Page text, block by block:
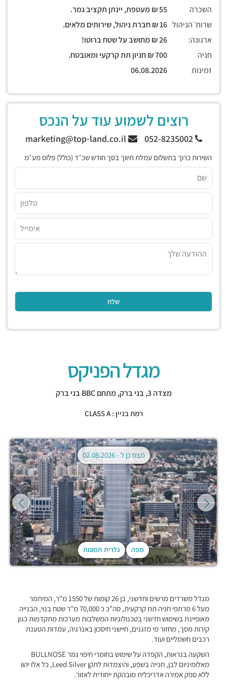
השכרה
שרות׳ הניהול
ארנונה:
חניה
זמינות
רוצים לשמוע עוד על הנכס
052-8235002
השירות כרוך בתשלום עמלת תיווך בסך חודש שכ״ד (כולל) פלוס מע״מ
מגדל הפניקס
מצדה 3, בני ברק,מתחם BBC בני ברק
רמת בניין : CLASS A
מפה גלרית תמונות
מצודכן ל -02.08.2026
מגדל משרדים מרשים וחדשני, בן 26 קומות של 1550 מ"ר, המיתמר
מעל 6 מרתפי חניה תת קרקעית, סה"כ כ 70,000 מ"ר שטח בנוי, הבנייה
מאופיינת בשימוש חדשני בטכנולוגיות המשלבות מערכות מתקדמות כגון
קירות מסך, מחזור מי מזגנים, חיישני חיסכון באנרגיה, עמדות הטענת
רכבים חשמליים ועוד.
השקעה בנראות, הקפדה על שימוש בחומרי חיפוי גמר BULLNOSE
מאלומיניום לבן, חנייה בשפע, והיצמדות לתקן Leed Silver, כל אלו יהוו
ללא ספק אמירה אדריכלית מובהקת ייחודית לאזור.